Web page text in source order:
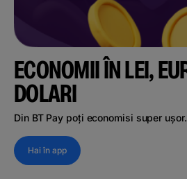
ECONOMII ÎN LEI,
DOLARI
Din BT Pay poți economisi super
Hai în app